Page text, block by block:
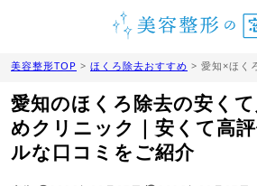
美容整形TOP > ほくろ除去おすすめ > 愛知×ほく
愛知のほくろ除去の安く
めクリニック｜安くて高
ルな口コミをご紹介